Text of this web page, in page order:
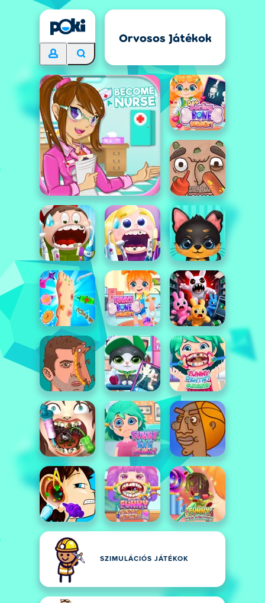
Orvosos Játékok
SZIMULÁCIÓS JÁTÉKOK